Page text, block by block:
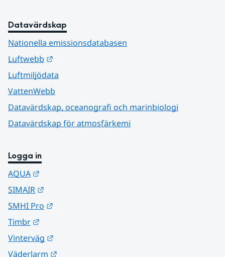
Datavärdskap
Nationella emissionsdatabasen
Luftwebb
Luftmiljödata
VattenWebb
Datavärdskap, oceanografi och marinbiologi
Datavärdskap för atmosfärkemi
Logga in
AQUA
SIMAIR
SMHI Pro
Timbr
Vinterväg
Väderlarm